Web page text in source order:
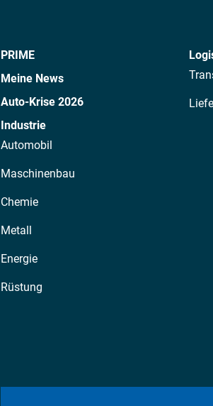
PRIME
Meine News
Auto-Krise 2026
Industrie
Automobil
Maschinenbau
Chemie
Metall
Energie
Rüstung